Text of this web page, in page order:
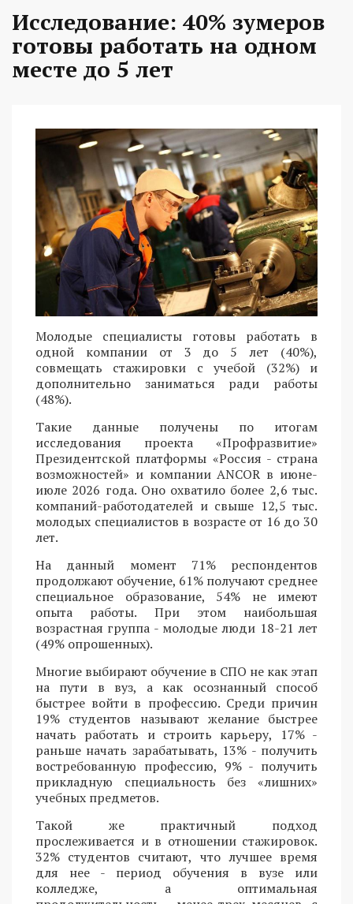
Исследование: 40% зумеров
готовы работать на одном
месте до 5 лет
Молодые специалисты готовы работать в
одной компании от 3 до 5 лет (40%),
совмещать стажировки с учебой (32%) и
дополнительно заниматься ради работы
(48%).
Такие данные получены по итогам
исследования проекта «Профразвитие»
Президентской платформы «Россия - страна
возможностей» и компании ANCOR в июне-
июле 2026 года. Оно охватило более 2,6 тыс.
компаний-работодателей и свыше 12,5 тыс.
молодых специалистов в возрасте от 16 до 30
лет.
На данный момент 71% респондентов
продолжают обучение, 61% получают среднее
специальное образование, 54% не имеют
опыта работы. При этом наибольшая
возрастная группа - молодые люди 18-21 лет
(49% опрошенных).
Многие выбирают обучение в СПО не как этап
на пути в вуз, а как осознанный способ
быстрее войти в профессию. Среди причин
19% студентов называют желание быстрее
начать работать и строить карьеру, 17% -
раньше начать зарабатывать, 13% - получить
востребованную профессию, 9% - получить
прикладную специальность без «лишних»
учебных предметов.
Такой же практичный подход
прослеживается и в отношении стажировок.
32% студентов считают, что лучшее время
для нее - период обучения в вузе или
колледже, а оптимальная